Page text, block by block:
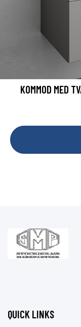
KOMMOD MED
QUICK LINKS